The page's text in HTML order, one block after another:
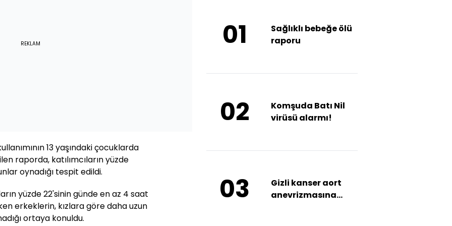
REKLAM
13 yaşındaki çocuklarda
raporda, katılımcıların yüzde
oynadığı tespit edildi.
yüzde 22'sinin günde en az 4 saat
erkeklerin, kızlara göre daha uzun
ortaya konuldu.
01
Sağlıklı bebeğe ölü
raporu
02
Komşuda Batı Nil
virüsü alarmı!
03
Gizli kanser aort
anevrizmasına